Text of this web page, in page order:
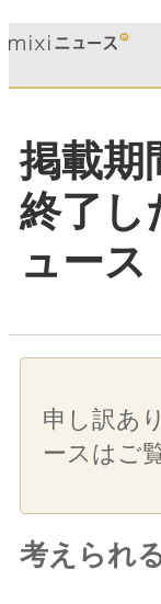
掲載期
終了し
ュース
申し訳あ
ースはご
考えられ